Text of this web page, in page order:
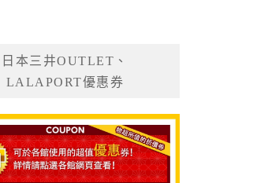
日本三井OUTLET、
LALAPORT優惠券